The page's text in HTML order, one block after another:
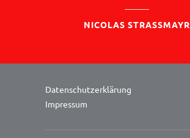
NICOLAS STRASSMAYR
Datenschutzerklärung
Impressum